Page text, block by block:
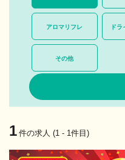
アロマリフレ ドラ
その他
1 件の求人 (1 - 1件目)